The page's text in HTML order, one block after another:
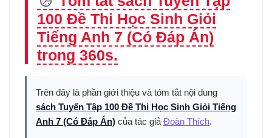
100 Đề Thi Học Sinh Giỏi
Tiếng Anh 7 (Có Đáp Án)
trong 360s.
Trên đây là phần giới thiệu và tóm tắt nội dung
sách Tuyển Tập 100 Đề Thi Học Sinh Giỏi Tiếng
Anh 7 (Có Đáp Án) của tác giả Đoàn Thích.